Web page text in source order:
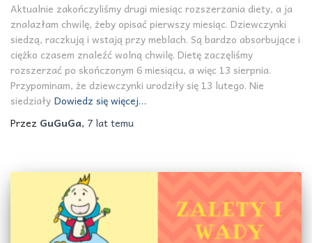
Aktualnie zakończyliśmy drugi miesiąc rozszerzania diety, a ja
znalazłam chwilę, żeby opisać pierwszy miesiąc. Dziewczynki
siedzą, raczkują i wstają przy meblach. Są bardzo absorbujące i
ciężko czasem znaleźć wolną chwilę. Dietę zaczęliśmy
rozszerzać po skończonym 6 miesiącu, a więc 13 sierpnia.
Przypominam, że dziewczynki urodziły się 13 lutego. Nie
siedziały Dowiedz się więcej…
Przez GuGuGa, 7 lattemu